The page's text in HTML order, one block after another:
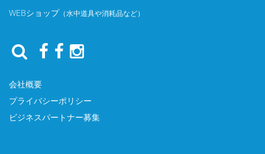
WEBショップ（水中道具や消耗品など）
会社概要
プライバシーポリシー
ビジネスパートナー募集